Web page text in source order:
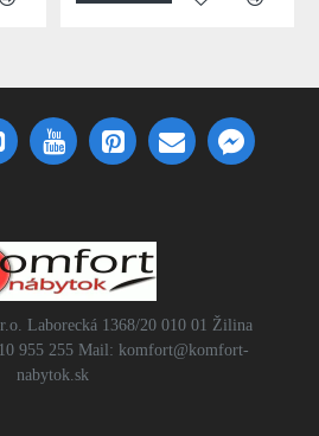
Laborecká 1368/20 010 01 Žilina
955 255 Mail: komfort@komfort-
nabytok.sk